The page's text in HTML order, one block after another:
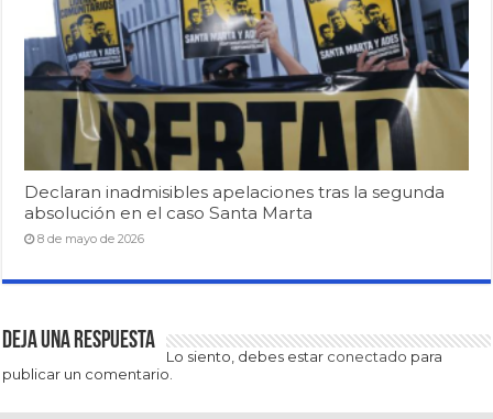
Declaran inadmisibles apelaciones tras la segunda
absolución en el caso Santa Marta
8 de mayo de 2026
Deja una respuesta
Lo siento, debes estar conectado para
publicar un comentario.